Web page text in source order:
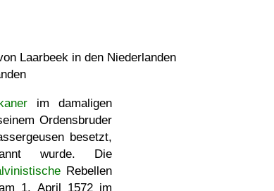
Laarbeek in den Niederlanden
im damaligen
Ordensbruder
besetzt,
wurde. Die
Rebellen
1. April 1572 im